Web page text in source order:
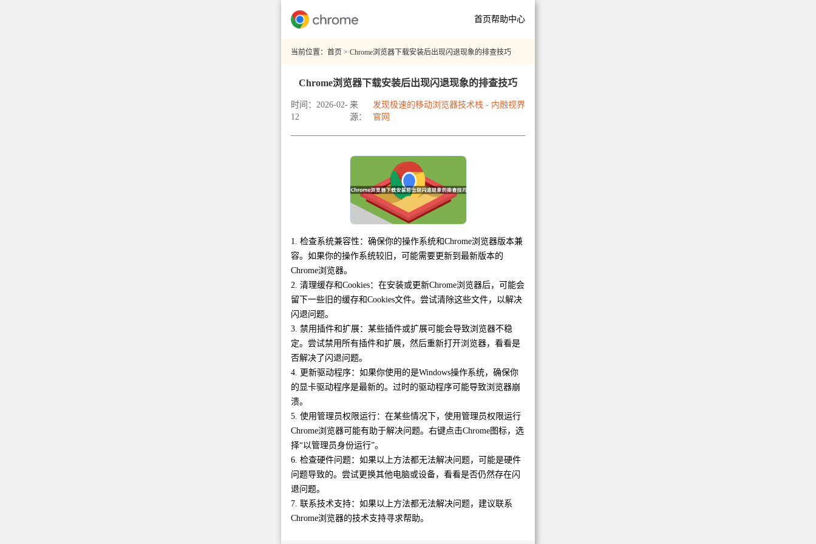
首页帮助中心
当前位置： 首页 > Chrome浏览器下载安装后出现闪退现象的排查技巧
Chrome浏览器下载安装后出现闪退现象的排查技巧
时间：2026-02-
12
来
源：
发现极速的移动浏览器技术栈 - 内融视界
官网
1. 检查系统兼容性：确保你的操作系统和Chrome浏览器版本兼
容。如果你的操作系统较旧，可能需要更新到最新版本的
Chrome浏览器。
2. 清理缓存和Cookies：在安装或更新Chrome浏览器后，可能会
留下一些旧的缓存和Cookies文件。尝试清除这些文件，以解决
闪退问题。
3. 禁用插件和扩展：某些插件或扩展可能会导致浏览器不稳
定。尝试禁用所有插件和扩展，然后重新打开浏览器，看看是
否解决了闪退问题。
4. 更新驱动程序：如果你使用的是Windows操作系统，确保你
的显卡驱动程序是最新的。过时的驱动程序可能导致浏览器崩
溃。
5. 使用管理员权限运行：在某些情况下，使用管理员权限运行
Chrome浏览器可能有助于解决问题。右键点击Chrome图标，选
择“以管理员身份运行”。
6. 检查硬件问题：如果以上方法都无法解决问题，可能是硬件
问题导致的。尝试更换其他电脑或设备，看看是否仍然存在闪
退问题。
7. 联系技术支持：如果以上方法都无法解决问题，建议联系
Chrome浏览器的技术支持寻求帮助。